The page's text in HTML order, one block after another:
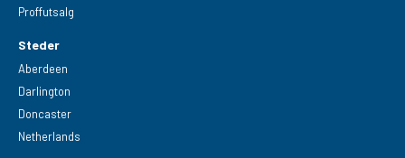
Proffutsalg
Steder
Aberdeen
Darlington
Doncaster
Netherlands